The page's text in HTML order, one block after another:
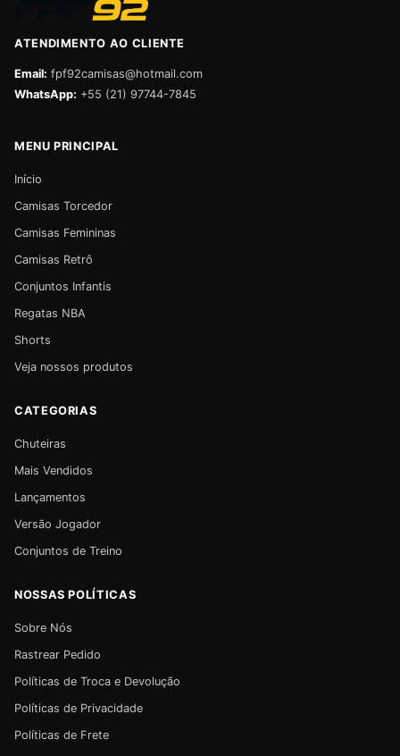
ATENDIMENTO AO CLIENTE
Email: fpf92camisas@hotmail.com
WhatsApp: +55 (21) 97744-7845
MENU PRINCIPAL
Início
Camisas Torcedor
Camisas Femininas
Camisas Retrô
Conjuntos Infantis
Regatas NBA
Shorts
Veja nossos produtos
CATEGORIAS
Chuteiras
Mais Vendidos
Lançamentos
Versão Jogador
Conjuntos de Treino
NOSSAS POLÍTICAS
Sobre Nós
Rastrear Pedido
Políticas de Troca e Devolução
Políticas de Privacidade
Políticas de Frete